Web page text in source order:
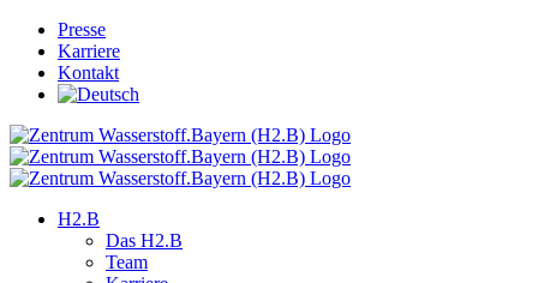
Skip
content
Presse
Karriere
Kontakt
H2.B
Das H2.B
Team